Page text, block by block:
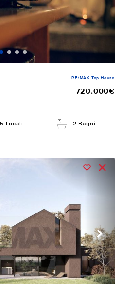
RE/MAX Top House
720.000€
5 Locali 2 Bagni